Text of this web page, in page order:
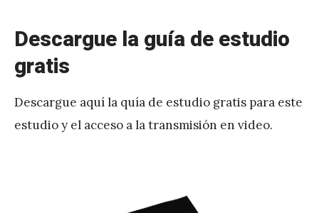
Descargue la guía de estudio
gratis
Descargue aquí la quía de estudio gratis para este
estudio y el acceso a la transmisión en video.